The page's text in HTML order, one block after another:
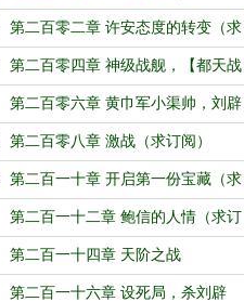
阅！）
第二百零二章 许安态度的转变（求
订阅！）
第二百零四章 神级战舰，【都天战
舰】！
第二百零六章 黄巾军小渠帅，刘辟
（求订阅）
第二百零八章 激战（求订阅）
第二百一十章 开启第一份宝藏（求
订阅！）
第二百一十二章 鲍信的人情（求订
阅！）
第二百一十四章 天阶之战
第二百一十六章 设死局，杀刘辟